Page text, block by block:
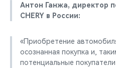
Антон Ганжа, директор
CHERY в России:
«Приобретение
осознанная покупка и,
потенциальные